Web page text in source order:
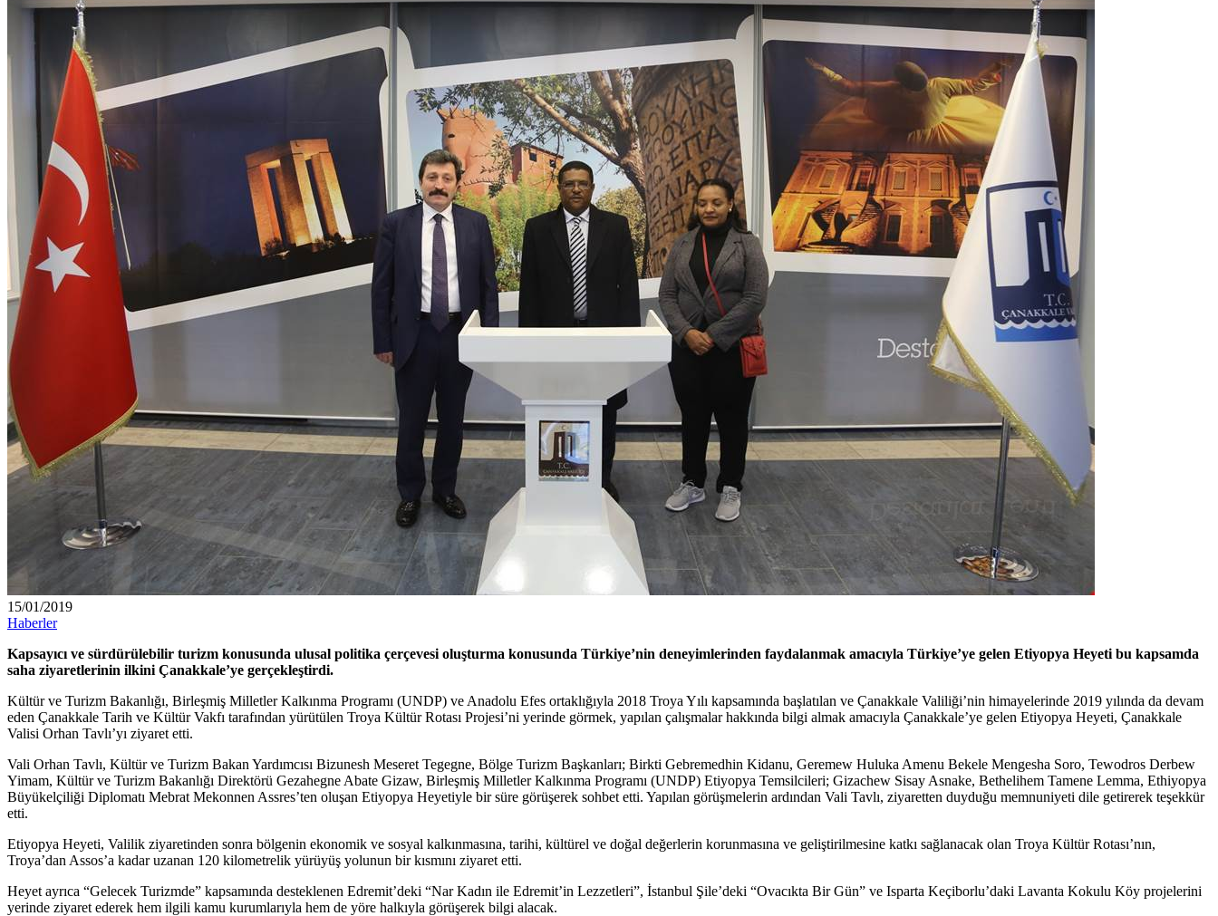
15/01/2019
Haberler
Kapsayıcı ve sürdürülebilir turizm konusunda ulusal politika çerçevesi oluşturma konusunda Türkiye’nin deneyimlerinden faydalanmak amacıyla Türkiye’ye gelen Etiyopya Heyeti bu kapsamda
saha ziyaretlerinin ilkini Çanakkale’ye gerçekleştirdi.
Kültür ve Turizm Bakanlığı, Birleşmiş Milletler Kalkınma Programı (UNDP) ve Anadolu Efes ortaklığıyla 2018 Troya Yılı kapsamında başlatılan ve Çanakkale Valiliği’nin himayelerinde 2019 yılında da devam
eden Çanakkale Tarih ve Kültür Vakfı tarafından yürütülen Troya Kültür Rotası Projesi’ni yerinde görmek, yapılan çalışmalar hakkında bilgi almak amacıyla Çanakkale’ye gelen Etiyopya Heyeti, Çanakkale
Valisi Orhan Tavlı’yı ziyaret etti.
Vali Orhan Tavlı, Kültür ve Turizm Bakan Yardımcısı Bizunesh Meseret Tegegne, Bölge Turizm Başkanları; Birkti Gebremedhin Kidanu, Geremew Huluka Amenu Bekele Mengesha Soro, Tewodros Derbew
Yimam, Kültür ve Turizm Bakanlığı Direktörü Gezahegne Abate Gizaw, Birleşmiş Milletler Kalkınma Programı (UNDP) Etiyopya Temsilcileri; Gizachew Sisay Asnake, Bethelihem Tamene Lemma, Ethiyopya
Büyükelçiliği Diplomatı Mebrat Mekonnen Assres’ten oluşan Etiyopya Heyetiyle bir süre görüşerek sohbet etti. Yapılan görüşmelerin ardından Vali Tavlı, ziyaretten duyduğu memnuniyeti dile getirerek teşekkür
etti.
Etiyopya Heyeti, Valilik ziyaretinden sonra bölgenin ekonomik ve sosyal kalkınmasına, tarihi, kültürel ve doğal değerlerin korunmasına ve geliştirilmesine katkı sağlanacak olan Troya Kültür Rotası’nın,
Troya’dan Assos’a kadar uzanan 120 kilometrelik yürüyüş yolunun bir kısmını ziyaret etti.
Heyet ayrıca “Gelecek Turizmde” kapsamında desteklenen Edremit’deki “Nar Kadın ile Edremit’in Lezzetleri”, İstanbul Şile’deki “Ovacıkta Bir Gün” ve Isparta Keçiborlu’daki Lavanta Kokulu Köy projelerini
yerinde ziyaret ederek hem ilgili kamu kurumlarıyla hem de yöre halkıyla görüşerek bilgi alacak.